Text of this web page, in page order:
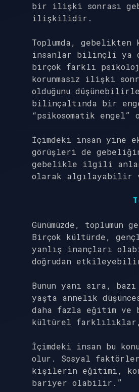
bir ilişki sonrası
ilişkilidir.
Toplumda, gebelikten
insanlar bilinçli ya
birçok farklı
korunmasız ilişki
olduğunu
bilinçaltında bir
“psikosomatik
İçimdeki insan yine
görüşleri de
gebelikle ilgili
olarak algılayabilir
Günümüzde,
Birçok kültürde,
yanlış inançları
doğrudan
Bunun yanı sıra,
yaşta annelik
daha fazla eğitim ve
kültürel
İçimdeki insan bu
olur. Sosyal
kişilerin eğitimi,
bariyer olabilir.”